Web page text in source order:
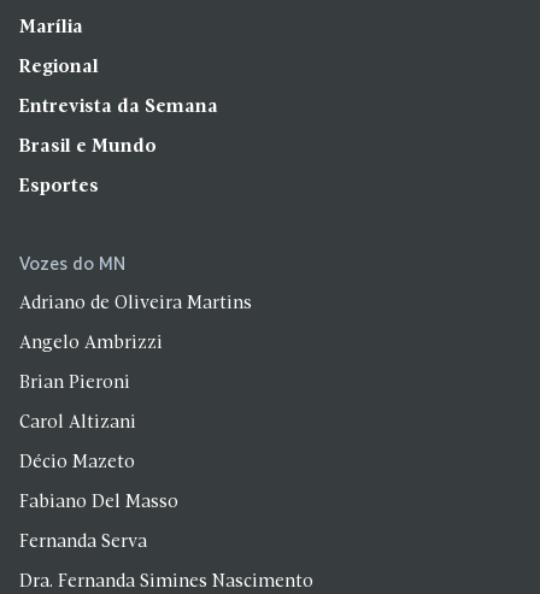
Marília
Regional
Entrevista da Semana
Brasil e Mundo
Esportes
Vozes do MN
Adriano de Oliveira Martins
Angelo Ambrizzi
Brian Pieroni
Carol Altizani
Décio Mazeto
Fabiano Del Masso
Fernanda Serva
Dra. Fernanda Simines Nascimento